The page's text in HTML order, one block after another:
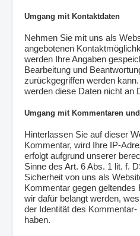
Umgang mit Kontaktdaten
Nehmen Sie mit uns als
angebotenen
werden Ihre Angaben
Bearbeitung und
zurückgegriffen werden
werden diese Daten nicht an
Umgang mit Kommentaren
Hinterlassen Sie auf dieser
Kommentar, wird Ihre IP-
erfolgt aufgrund unserer
Sinne des Art. 6 Abs. 1 lit. f.
Sicherheit von uns als
Kommentar gegen
wir dafür belangt werden,
der Identität des Kommentar-
haben.